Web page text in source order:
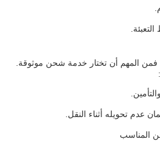
المهم أن تختار خدمة شحن موثوقة.
تحويله أثناء النقل.
المناسب